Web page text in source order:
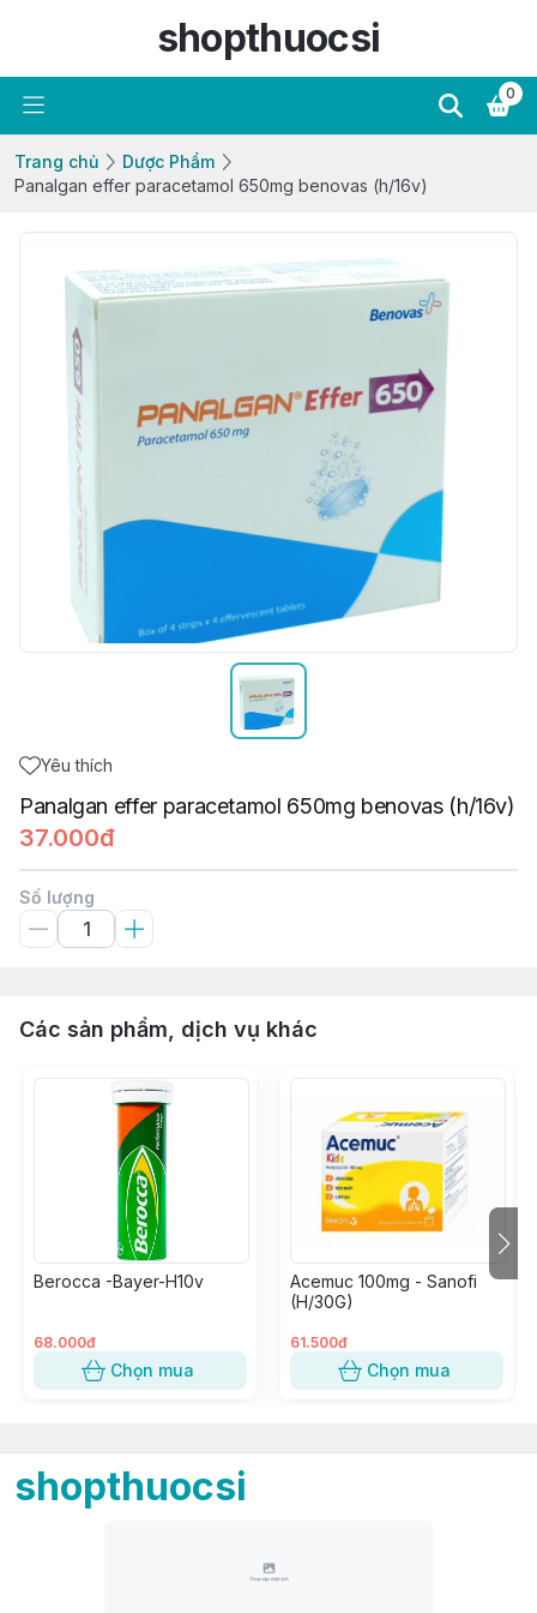
shopthuocsi
0
Trang chủ
Dược Phẩm
Panalgan effer paracetamol 650mg benovas (h/16v)
Yêu thích
Panalgan effer paracetamol 650mg benovas (h/16v)
37.000đ
Số lượng
Các sản phẩm, dịch vụ khác
Berocca -Bayer-H10v
68.000đ
Chọn mua
Acemuc 100mg - Sanofi
(H/30G)
61.500đ
Chọn mua
shopthuocsi